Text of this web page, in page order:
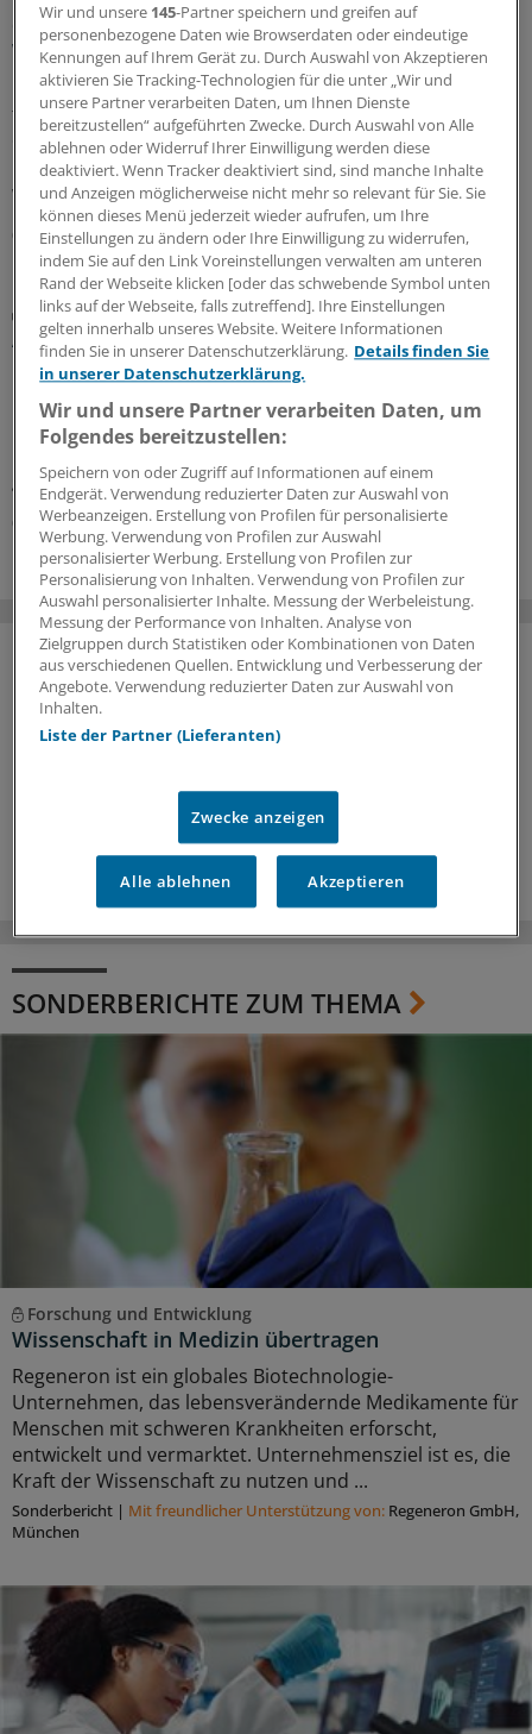
Geldtipp-Podcast Pferdchen trifft Fuchs
Wie sich nachhaltige Geldanlage verändert hat
Durch die geopolitischen Krisen sind Investments in
fossile Energien und Rüstung attraktiv geworden. In der
61. Ausgabe des Geldtipp-Podcasts diskutieren
Pferdchen und Fuchs, wo Nachhaltigkeitskriterium auch
weiter sinnvoll und erfolgreich sind.
03.07.2026
Praxiswissen Geldanlage
Anpassung des Portfolios: Warum weniger oft
mehr ist
Hektische Aktivität an der Börse ist für die Rendite oft
kontraproduktiv. Wer ständig kauft und verkauft, riskiert
Fehlentscheidungen und produziert Kosten. Doch es
gibt ein Gegenmittel.
01.07.2026
SONDERBERICHTE ZUM THEMA
Forschung und Entwicklung
Wissenschaft in Medizin übertragen
Regeneron ist ein globales Biotechnologie-
Unternehmen, das lebensverändernde Medikamente für
Menschen mit schweren Krankheiten erforscht,
entwickelt und vermarktet. Unternehmensziel ist es, die
Kraft der Wissenschaft zu nutzen und ...
Sonderbericht | Mit freundlicher Unterstützung von: Regeneron GmbH,
München
Wir und unsere 145-Partner speichern und greifen auf
personenbezogene Daten wie Browserdaten oder eindeutige
Kennungen auf Ihrem Gerät zu. Durch Auswahl von Akzeptieren
aktivieren Sie Tracking-Technologien für die unter „Wir und
unsere Partner verarbeiten Daten, um Ihnen Dienste
bereitzustellen“ aufgeführten Zwecke. Durch Auswahl von Alle
ablehnen oder Widerruf Ihrer Einwilligung werden diese
deaktiviert. Wenn Tracker deaktiviert sind, sind manche Inhalte
und Anzeigen möglicherweise nicht mehr so relevant für Sie. Sie
können dieses Menü jederzeit wieder aufrufen, um Ihre
Einstellungen zu ändern oder Ihre Einwilligung zu widerrufen,
indem Sie auf den Link Voreinstellungen verwalten am unteren
Rand der Webseite klicken [oder das schwebende Symbol unten
links auf der Webseite, falls zutreffend]. Ihre Einstellungen
gelten innerhalb unseres Website. Weitere Informationen
finden Sie in unserer Datenschutzerklärung. Details finden Sie
in unserer Datenschutzerklärung.
Wir und unsere Partner verarbeiten Daten, um
Folgendes bereitzustellen:
Speichern von oder Zugriff auf Informationen auf einem
Endgerät. Verwendung reduzierter Daten zur Auswahl von
Werbeanzeigen. Erstellung von Profilen für personalisierte
Werbung. Verwendung von Profilen zur Auswahl
personalisierter Werbung. Erstellung von Profilen zur
Personalisierung von Inhalten. Verwendung von Profilen zur
Auswahl personalisierter Inhalte. Messung der Werbeleistung.
Messung der Performance von Inhalten. Analyse von
Zielgruppen durch Statistiken oder Kombinationen von Daten
aus verschiedenen Quellen. Entwicklung und Verbesserung der
Angebote. Verwendung reduzierter Daten zur Auswahl von
Inhalten.
Liste der Partner (Lieferanten)
Zwecke anzeigen
Alle ablehnen Akzeptieren